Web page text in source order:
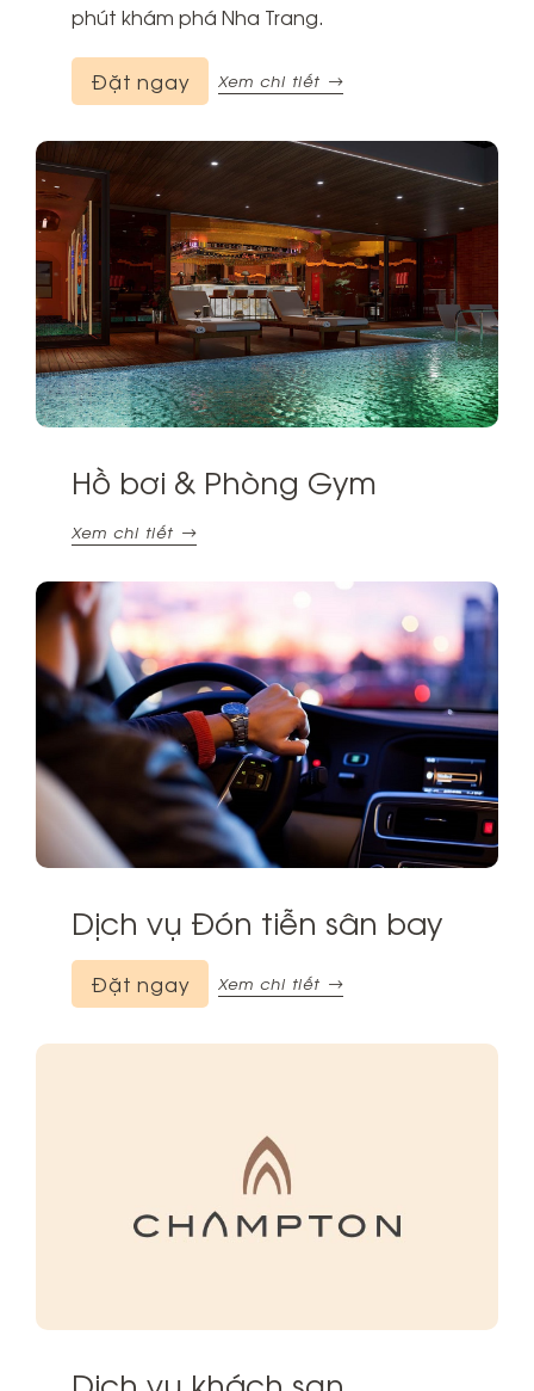
phút khám phá Nha Trang.
Đặt ngay Xem chi tiết
Hồ bơi & Phòng Gym
Xem chi tiết
Dịch vụ Đón tiễn sân bay
Đặt ngay Xem chi tiết